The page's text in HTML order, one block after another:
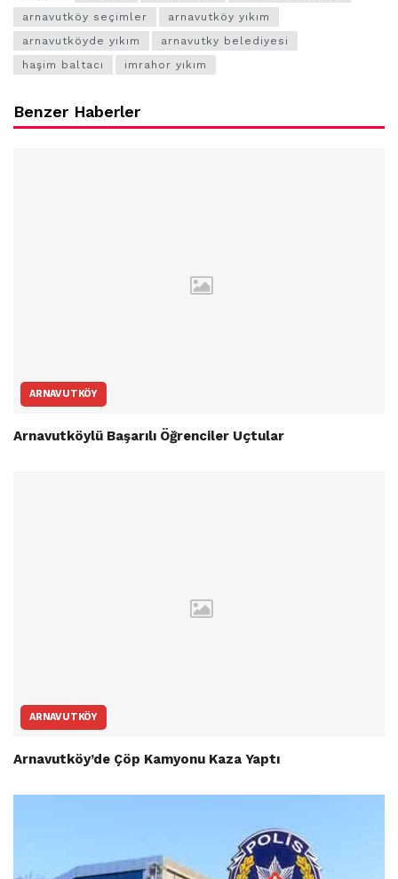
arnavutköy seçimler
arnavutköy yıkım
arnavutköyde yıkım
arnavutky belediyesi
haşim baltacı
imrahor yıkım
Benzer Haberler
ARNAVUTKÖY
Arnavutköylü Başarılı Öğrenciler Uçtular
ARNAVUTKÖY
Arnavutköy’de Çöp Kamyonu Kaza Yaptı